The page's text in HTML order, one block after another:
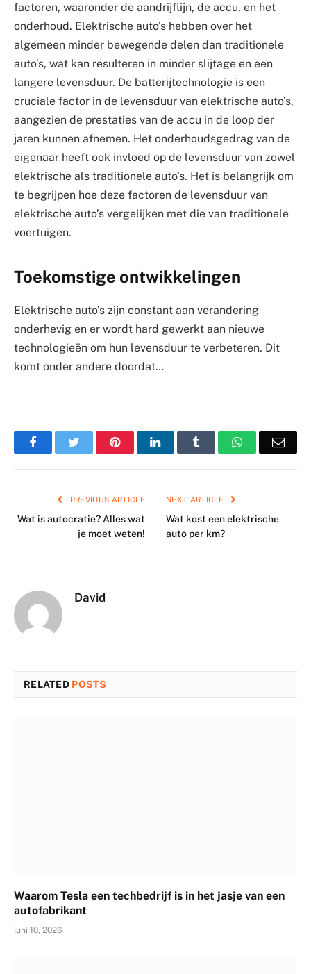
factoren, waaronder de aandrijflijn, de accu, en het
onderhoud. Elektrische auto’s hebben over het
algemeen minder bewegende delen dan traditionele
auto’s, wat kan resulteren in minder slijtage en een
langere levensduur. De batterijtechnologie is een
cruciale factor in de levensduur van elektrische auto’s,
aangezien de prestaties van de accu in de loop der
jaren kunnen afnemen. Het onderhoudsgedrag van de
eigenaar heeft ook invloed op de levensduur van zowel
elektrische als traditionele auto’s. Het is belangrijk om
te begrijpen hoe deze factoren de levensduur van
elektrische auto’s vergelijken met die van traditionele
voertuigen.
Toekomstige ontwikkelingen
Elektrische auto’s zijn constant aan verandering
onderhevig en er wordt hard gewerkt aan nieuwe
technologieën om hun levensduur te verbeteren. Dit
komt onder andere doordat…
FacebookTwitter PinterestLinkedIn Tumblr WhatsApp
PREVIOUS ARTICLE
Wat is autocratie? Alles wat
je moet weten!
NEXT ARTICLE
Wat kost een elektrische
auto per km?
David
RELATED POSTS
Waarom Tesla een techbedrijf is in het jasje van een
autofabrikant
juni 10, 2026